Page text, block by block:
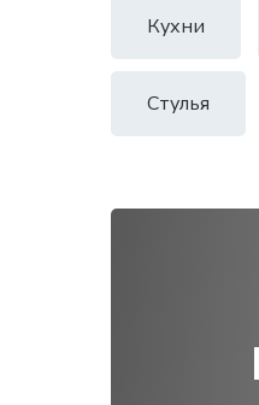
Кухни
Стулья